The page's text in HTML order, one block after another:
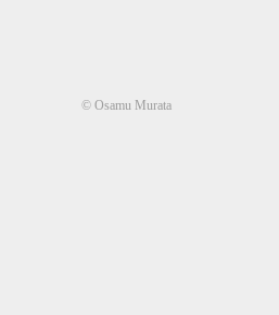
© Osamu Murata